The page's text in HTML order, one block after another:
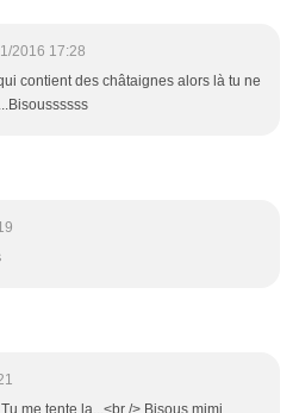
2016 17:28
contient des châtaignes alors là tu ne
me tente la...<br /> Bisous mimi